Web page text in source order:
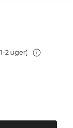
2 uger)